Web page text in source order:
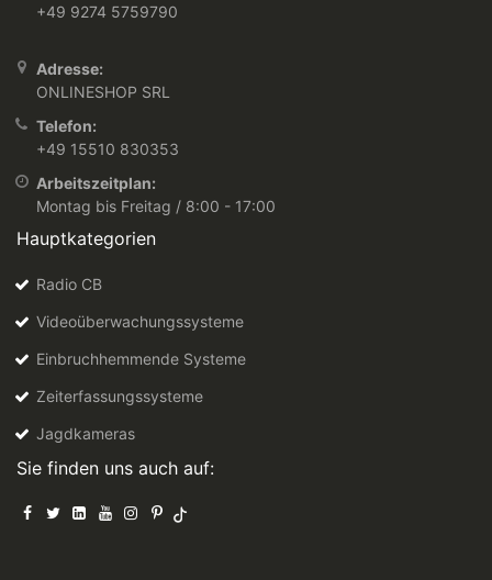
+49 9274 5759790
Adresse:
ONLINESHOP SRL
Telefon:
+49 15510 830353
Arbeitszeitplan:
Montag bis Freitag / 8:00 - 17:00
Hauptkategorien
Radio CB
Videoüberwachungssysteme
Einbruchhemmende Systeme
Zeiterfassungssysteme
Jagdkameras
Sie finden uns auch auf: